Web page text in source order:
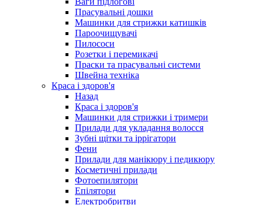
Прасувальні дошки
Машинки для стрижки катишків
Пароочищувачі
Пилососи
Розетки і перемикачі
Праски та прасувальні системи
Швейна техніка
Краса і здоров'я
Назад
Краса і здоров'я
Машинки для стрижки і тримери
Прилади для укладання волосся
Зубні щітки та іррігатори
Фени
Прилади для манікюру і педикюру
Косметичні прилади
Фотоепилятори
Епілятори
Електробритви